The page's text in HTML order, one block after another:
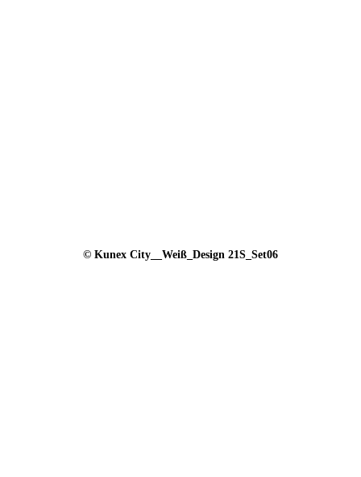
© Kunex City__Weiß_Design 21S_Set06